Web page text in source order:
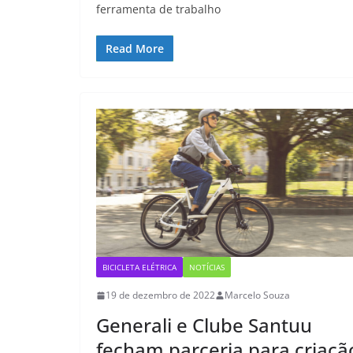
ferramenta de trabalho
Read More
BICICLETA ELÉTRICA NOTÍCIAS
19 de dezembro de 2022 Marcelo Souza
Generali e Clube Santuu